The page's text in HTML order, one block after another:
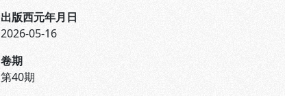
出版西元年月日
2026-05-16
卷期
第40期